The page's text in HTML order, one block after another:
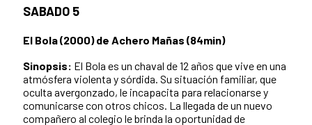
SABADO 5
El Bola (2000) de Achero Mañas (84min)
Sinopsis: El Bola es un chaval de 12 años que vive en una
atmósfera violenta y sórdida. Su situación familiar, que
oculta avergonzado, le incapacita para relacionarse y
comunicarse con otros chicos. La llegada de un nuevo
compañero al colegio le brinda la oportunidad de